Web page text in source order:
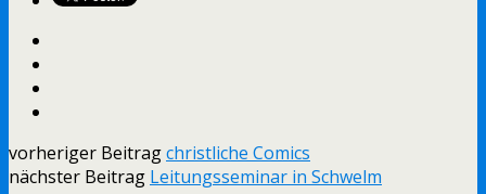
vorheriger Beitragchristliche Comics
nächster Beitrag Leitungsseminar in Schwelm